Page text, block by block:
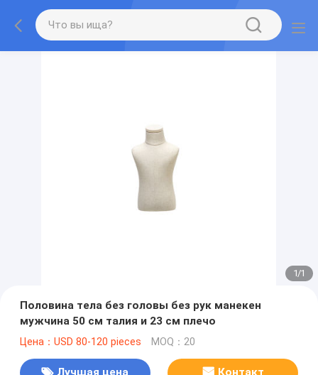
1/1
Половина тела без головы без рук манекен
мужчина 50 см талия и 23 см плечо
Цена：USD 80-120 pieces MOQ：20
Лучшая цена Контакт